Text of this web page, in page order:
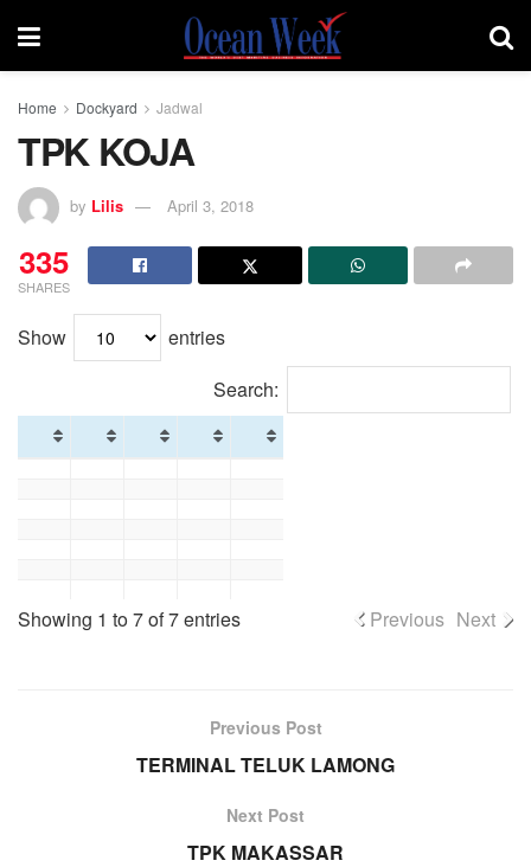
Home Dockyard Jadwal
TPK KOJA
by Lilis April 3, 2018
335
SHARES
Show
entries
Search:
Showing 1 to 7 of 7 entries Previous Next
Previous Post
TERMINAL TELUK LAMONG
Next Post
TPK MAKASSAR